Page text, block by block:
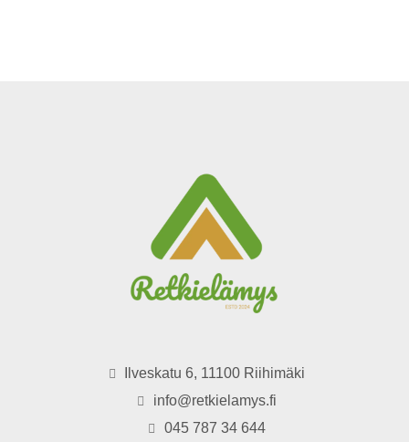
Ilveskatu 6, 11100 Riihimäki
info@retkielamys.fi
045 787 34 644